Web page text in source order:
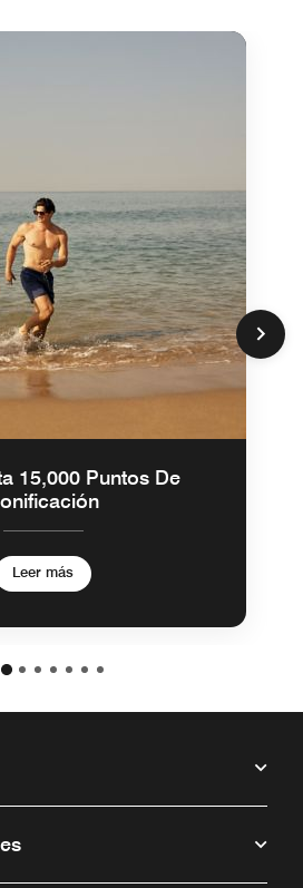
15,000 Puntos De
Leer más